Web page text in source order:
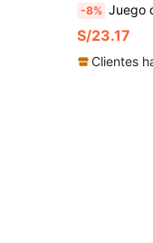
-8% Juego de 113 globos dorados y rojos, globos de látex negros y
S/23.17
Clientes